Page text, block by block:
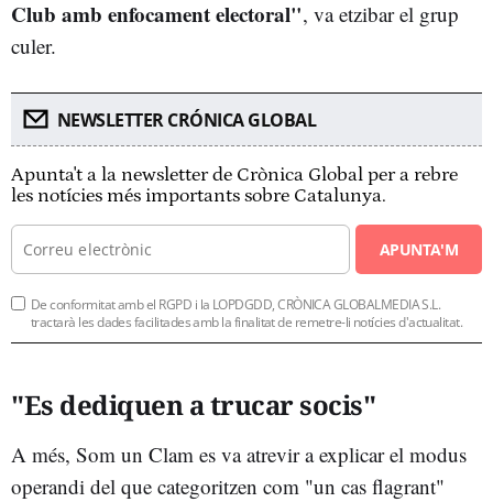
Club amb enfocament electoral", va etzibar el grup
culer.
NEWSLETTER CRÓNICA GLOBAL
Apunta't a la newsletter de Crònica Global per a rebre
les notícies més importants sobre Catalunya.
APUNTA'M
De conformitat amb el RGPD i la LOPDGDD, CRÒNICA GLOBALMEDIA S.L.
tractarà les dades facilitades amb la finalitat de remetre-li notícies d'actualitat.
"Es dediquen a trucar socis"
A més, Som un Clam es va atrevir a explicar el modus
operandi del que categoritzen com "un cas flagrant"